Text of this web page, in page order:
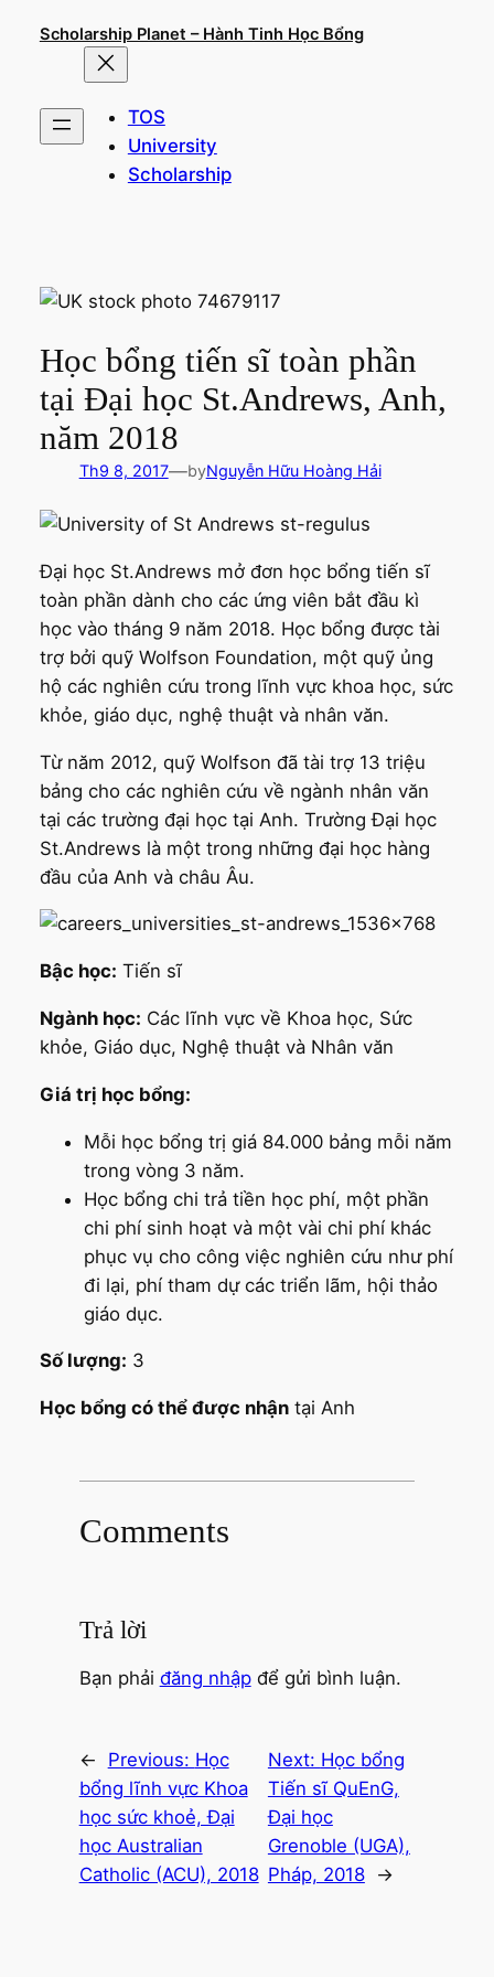
Scholarship Planet – Hành Tinh Học Bổng
TOS
University
Scholarship
Học bổng tiến sĩ toàn phần
tại Đại học St.Andrews, Anh,
năm 2018
Th9 8, 2017—byNguyễn Hữu Hoàng Hải
Đại học St.Andrews mở đơn học bổng tiến sĩ
toàn phần dành cho các ứng viên bắt đầu kì
học vào tháng 9 năm 2018. Học bổng được tài
trợ bởi quỹ Wolfson Foundation, một quỹ ủng
hộ các nghiên cứu trong lĩnh vực khoa học, sức
khỏe, giáo dục, nghệ thuật và nhân văn.
Từ năm 2012, quỹ Wolfson đã tài trợ 13 triệu
bảng cho các nghiên cứu về ngành nhân văn
tại các trường đại học tại Anh. Trường Đại học
St.Andrews là một trong những đại học hàng
đầu của Anh và châu Âu.
Bậc học: Tiến sĩ
Ngành học: Các lĩnh vực về Khoa học, Sức
khỏe, Giáo dục, Nghệ thuật và Nhân văn
Giá trị học bổng:
Mỗi học bổng trị giá 84.000 bảng mỗi năm
trong vòng 3 năm.
Học bổng chi trả tiền học phí, một phần
chi phí sinh hoạt và một vài chi phí khác
phục vụ cho công việc nghiên cứu như phí
đi lại, phí tham dự các triển lãm, hội thảo
giáo dục.
Số lượng: 3
Học bổng có thể được nhậntại Anh
Comments
Trả lời
Bạn phải đăng nhậpđể gửi bình luận.
← Previous: Học
bổng lĩnh vực Khoa
học sức khoẻ, Đại
học Australian
Catholic (ACU), 2018
Next: Học bổng
Tiến sĩ QuEnG,
Đại học
Grenoble (UGA),
Pháp, 2018
→